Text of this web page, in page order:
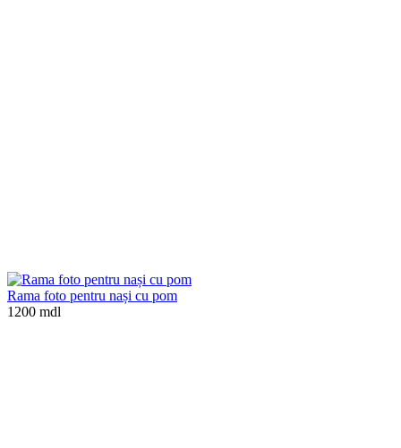
Rama foto pentru nași cu pom
1200 mdl